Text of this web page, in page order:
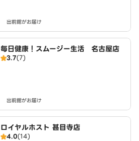
出前館がお届け
毎日健康！スムージー生活 名古屋店
3.7(7)
出前館がお届け
ロイヤルホスト 甚目寺店
4.0(14)